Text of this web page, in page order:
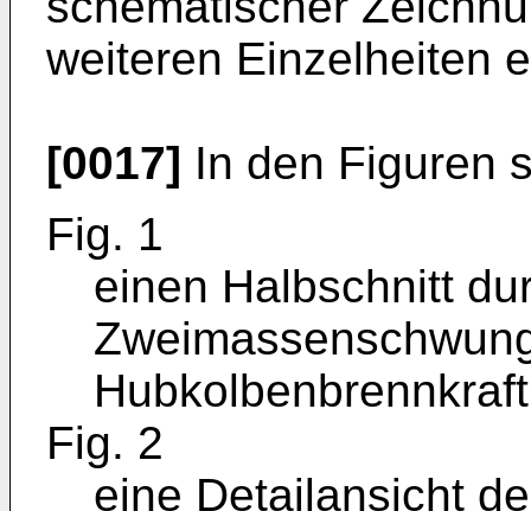
weiteren Einzelheiten
[0017] In den Figuren
Fig. 1
einen Halbschnitt
Fig. 2
eine Detailansicht